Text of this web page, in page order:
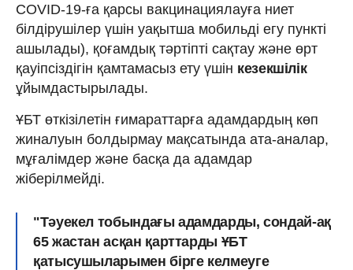
COVID-19-ға қарсы вакцинациялауға ниет
білдірушілер үшін уақытша мобильді егу пункті
ашылады), қоғамдық тәртіпті сақтау және өрт
қауіпсіздігін қамтамасыз ету үшін кезекшілік
ұйымдастырылады.
ҰБТ өткізілетін ғимараттарға адамдардың көп
жиналуын болдырмау мақсатында ата-аналар,
мұғалімдер және басқа да адамдар
жіберілмейді.
"Тәуекел тобындағы адамдарды, сондай-ақ
65 жастан асқан қарттарды ҰБТ
қатысушыларымен бірге келмеуге